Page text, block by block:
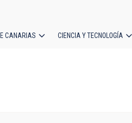
CANARIAS CIENCIA Y TECNOLOGÍA